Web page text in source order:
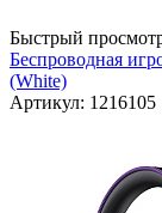
Быстрый
Беспроводная
(White)
Артикул: 1216105